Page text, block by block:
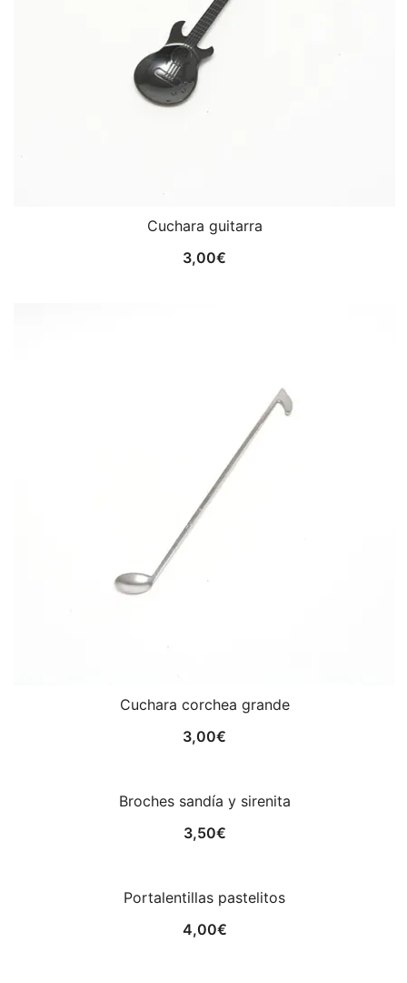
Cuchara guitarra
3,00€
Cuchara corchea grande
3,00€
Broches sandía y sirenita
3,50€
Portalentillas pastelitos
4,00€